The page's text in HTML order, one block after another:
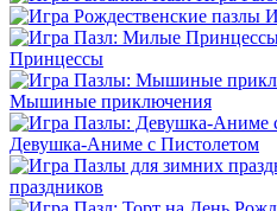
Принцессы
Мышиные приключения
Девушка-Аниме с Пистолетом
праздников